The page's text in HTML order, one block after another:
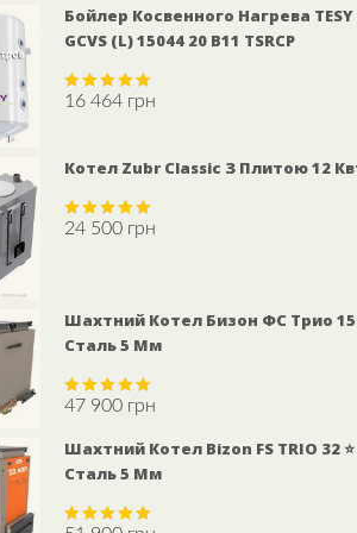
Бойлер Косвенного Нагрева TESY
GCVS (L) 15044 20 B11 TSRCP
Rated5.00
16 464 грн
Котел Zubr Classic З Плитою 12
Rated5.00
24 500 грн
Шахтний Котел Бизон ФС Трио 15
Сталь 5 Мм
Rated5.00
47 900 грн
Шахтний Котел Bizon FS TRIO 32 ⭐
Сталь 5 Мм